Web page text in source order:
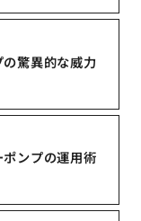
驚異的な威力
ンプの運用術